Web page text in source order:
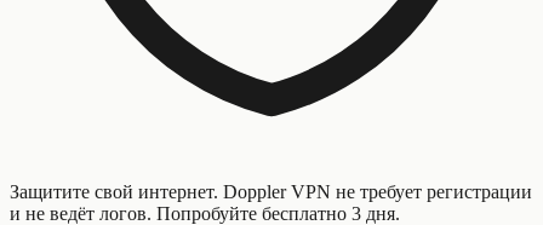
Защитите свой интернет. Doppler VPN не требует регистрации
и не ведёт логов. Попробуйте бесплатно 3 дня.